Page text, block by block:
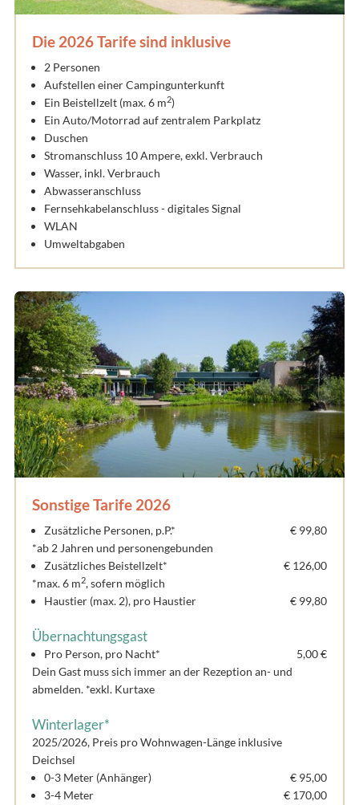
Die 2026 Tarife sind inklusive
2 Personen
Aufstellen einer Campingunterkunft
Ein Beistellzelt (max. 6 m2)
Ein Auto/Motorrad auf zentralem Parkplatz
Duschen
Stromanschluss 10 Ampere, exkl. Verbrauch
Wasser, inkl. Verbrauch
Abwasseranschluss
Fernsehkabelanschluss - digitales Signal
WLAN
Umweltabgaben
Sonstige Tarife 2026
Zusätzliche Personen, p.P.*
€ 99,80
*ab 2 Jahren und personengebunden
Zusätzliches Beistellzelt*
€ 126,00
*max. 6 m2, sofern möglich
Haustier (max. 2), pro Haustier
€ 99,80
Übernachtungsgast
Pro Person, pro Nacht*
5,00 €
Dein Gast muss sich immer an der Rezeption an- und
abmelden. *exkl. Kurtaxe
Winterlager*
2025/2026, Preis pro Wohnwagen-Länge inklusive
Deichsel
0-3 Meter (Anhänger)
€ 95,00
3-4 Meter
€ 170,00